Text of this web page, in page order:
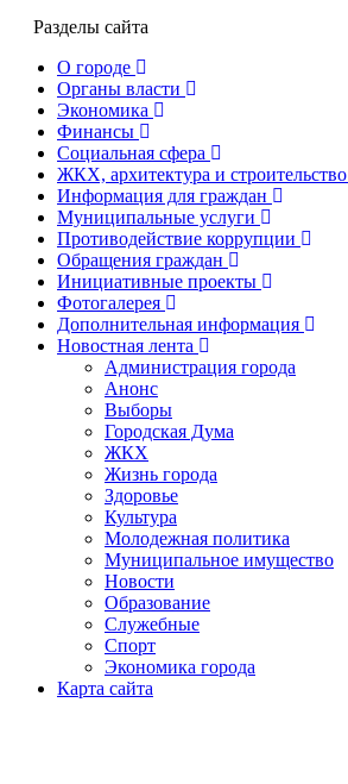
Разделы сайта
О городе
Органы власти
Экономика
Финансы
Социальная сфера
ЖКХ, архитектура и строительство
Информация для граждан
Муниципальные услуги
Противодействие коррупции
Обращения граждан
Инициативные проекты
Фотогалерея
Дополнительная информация
Новостная лента
Администрация города
Анонс
Выборы
Городская Дума
ЖКХ
Жизнь города
Здоровье
Культура
Молодежная политика
Муниципальное имущество
Новости
Образование
Служебные
Спорт
Экономика города
Карта сайта